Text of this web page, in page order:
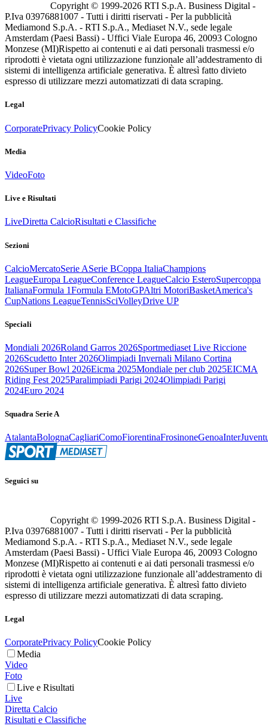
Copyright © 1999-2026 RTI S.p.A. Business Digital -
P.Iva 03976881007 - Tutti i diritti riservati - Per la pubblicità
Mediamond S.p.A. - RTI S.p.A., Mediaset N.V., sede legale
Amsterdam (Paesi Bassi) - Uffici Viale Europa 46, 20093 Cologno
Monzese (MI)Rispetto ai contenuti e ai dati personali trasmessi e/o
riprodotti è vietata ogni utilizzazione funzionale all’addestramento di
sistemi di intelligenza artificiale generativa. È altresì fatto divieto
espresso di utilizzare mezzi automatizzati di data scraping.
Legal
CorporatePrivacy PolicyCookie Policy
Media
VideoFoto
Live e Risultati
LiveDiretta CalcioRisultati e Classifiche
Sezioni
CalcioMercatoSerie ASerie BCoppa ItaliaChampions
LeagueEuropa LeagueConference LeagueCalcio EsteroSupercoppa
ItalianaFormula 1Formula EMotoGPAltri MotoriBasketAmerica's
CupNations LeagueTennisSciVolleyDrive UP
Speciali
Mondiali 2026Roland Garros 2026Sportmediaset Live Riccione
2026Scudetto Inter 2026Olimpiadi Invernali Milano Cortina
2026Super Bowl 2026Eicma 2025Mondiale per club 2025EICMA
Riding Fest 2025Paralimpiadi Parigi 2024Olimpiadi Parigi
2024Euro 2024
Squadra Serie A
AtalantaBolognaCagliariComoFiorentinaFrosinoneGenoaInter
Seguici su
Copyright © 1999-2026 RTI S.p.A. Business Digital -
P.Iva 03976881007 - Tutti i diritti riservati - Per la pubblicità
Mediamond S.p.A. - RTI S.p.A., Mediaset N.V., sede legale
Amsterdam (Paesi Bassi) - Uffici Viale Europa 46, 20093 Cologno
Monzese (MI)Rispetto ai contenuti e ai dati personali trasmessi e/o
riprodotti è vietata ogni utilizzazione funzionale all’addestramento di
sistemi di intelligenza artificiale generativa. È altresì fatto divieto
espresso di utilizzare mezzi automatizzati di data scraping.
Legal
CorporatePrivacy PolicyCookie Policy
Media
Video
Foto
Live e Risultati
Live
Diretta Calcio
Risultati e Classifiche